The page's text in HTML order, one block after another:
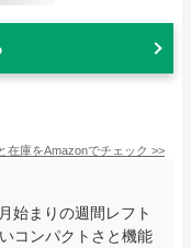
在庫をAmazonでチェック >>
始まりの週間レフト
コンパクトさと機能